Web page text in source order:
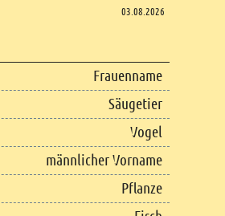
03.08.2026
Frauenname
Säugetier
Vogel
männlicher Vorname
Pflanze